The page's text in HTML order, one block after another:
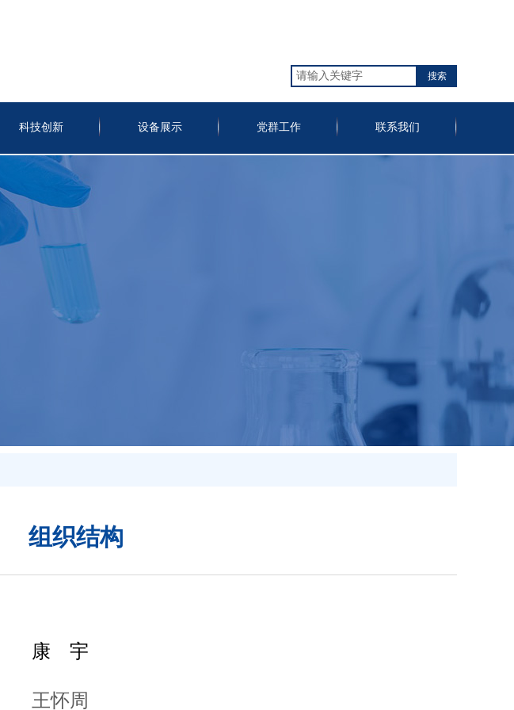
搜索
科技创新 设备展示 党群工作 联系我们
组织结构
康 宇
王怀周